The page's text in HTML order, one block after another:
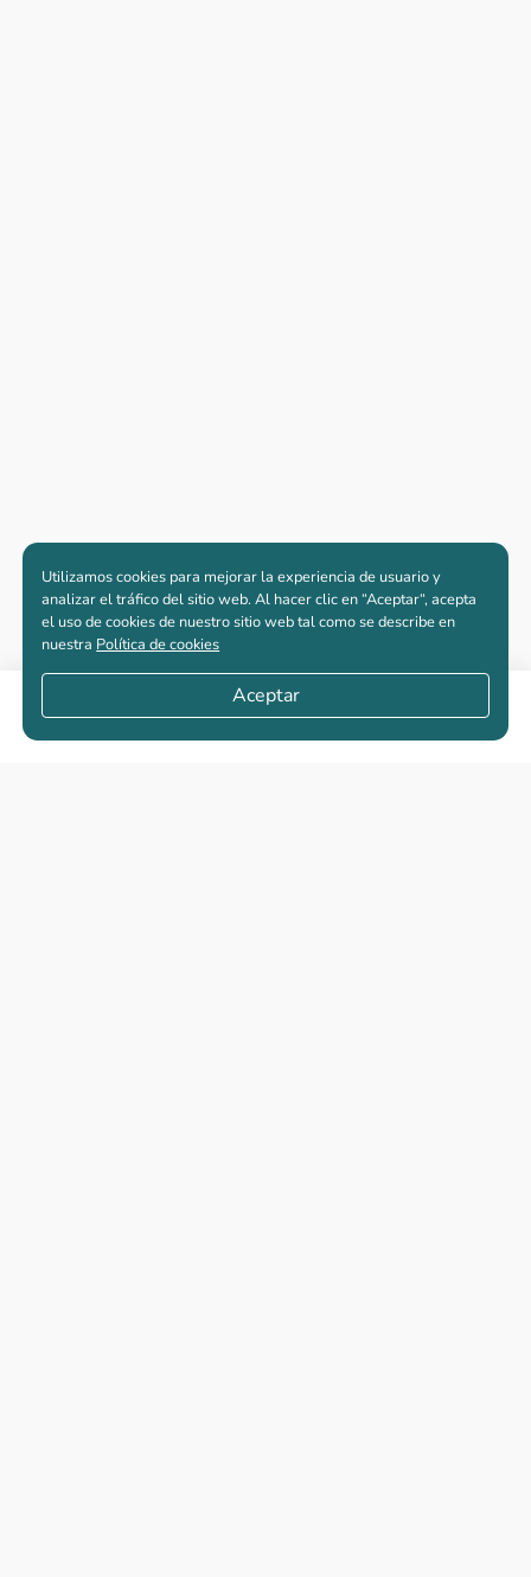
Compartir
Apartamentos nuevos
Utilizamos cookies para mejorar la experiencia de usuario y
analizar el tráfico del sitio web. Al hacer clic en “Aceptar“, acepta
el uso de cookies de nuestro sitio web tal como se describe en
nuestra Política de cookies
Aceptar